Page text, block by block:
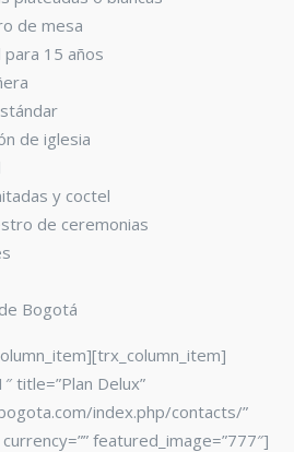
de mesa
para 15 años
de iglesia
y coctel
de ceremonias
Bogotá
title=”Plan Delux”
index.php/contacts/”
featured_image=”777″]